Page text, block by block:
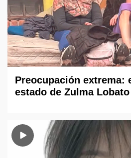
Preocupación extrema:
estado de Zulma Lobato